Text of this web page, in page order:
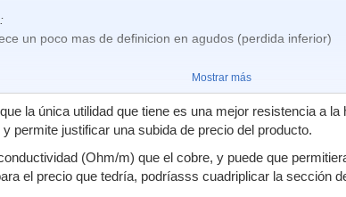
un poco mas de definicion en agudos (perdida inferior)
verdad os creeis esas paparruchadas? ¿En serio alguien
por un cable con conectores de oro y la
como un templo, hombre.
Mostrar más
la única utilidad que tiene es una mejor resistencia a
permite justificar una subida de precio del producto.
(Ohm/m) que el cobre, y puede que
el precio que tedría, podríasss cuadriplicar la sección